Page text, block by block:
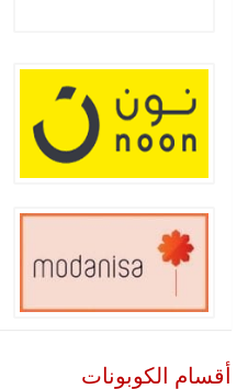
أقسام الكوبونات